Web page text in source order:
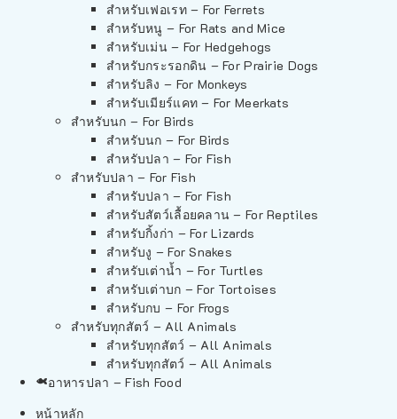
สำหรับเฟอเรท – For Ferrets
สำหรับหนู – For Rats and Mice
สำหรับเม่น – For Hedgehogs
สำหรับกระรอกดิน – For Prairie Dogs
สำหรับลิง – For Monkeys
สำหรับเมียร์แคท – For Meerkats
สำหรับนก – For Birds
สำหรับนก – For Birds
สำหรับปลา – For Fish
สำหรับปลา – For Fish
สำหรับปลา – For Fish
สำหรับสัตว์เลื้อยคลาน – For Reptiles
สำหรับกิ้งก่า – For Lizards
สำหรับงู – For Snakes
สำหรับเต่าน้ำ – For Turtles
สำหรับเต่าบก – For Tortoises
สำหรับกบ – For Frogs
สำหรับทุกสัตว์ – All Animals
สำหรับทุกสัตว์ – All Animals
สำหรับทุกสัตว์ – All Animals
อาหารปลา – Fish Food
หน้าหลัก